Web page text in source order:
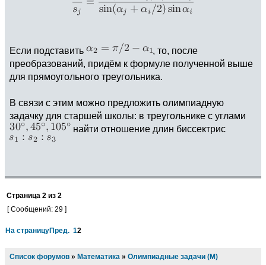
Если подставить
, то, после
преобразований, придём к формуле полученной выше
для прямоугольного треугольника.
В связи с этим можно предложить олимпиадную
задачку для старшей школы: в треугольнике с углами
найти отношение длин биссектрис
Страница 2 из 2
[ Сообщений: 29 ]
На страницуПред. 12
Список форумов » Математика » Олимпиадные задачи (М)